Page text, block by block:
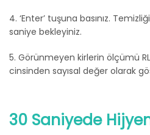
4. ‘Enter’ tuşuna basınız.
saniye bekleyiniz.
5. Görünmeyen kirlerin ölçümü
cinsinden sayısal değer olarak
30 Saniyede